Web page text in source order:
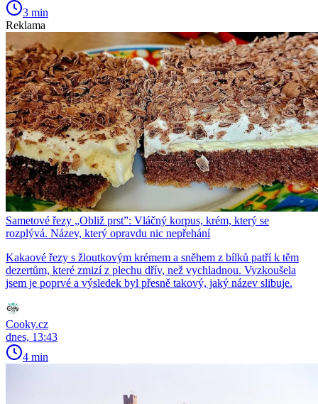
3 min
Reklama
Sametové řezy „Obliž prst”: Vláčný korpus, krém, který se
rozplývá. Název, který opravdu nic nepřehání
Kakaové řezy s žloutkovým krémem a sněhem z bílků patří k těm
dezertům, které zmizí z plechu dřív, než vychladnou. Vyzkoušela
jsem je poprvé a výsledek byl přesně takový, jaký název slibuje.
Cooky.cz
dnes, 13:43
4 min